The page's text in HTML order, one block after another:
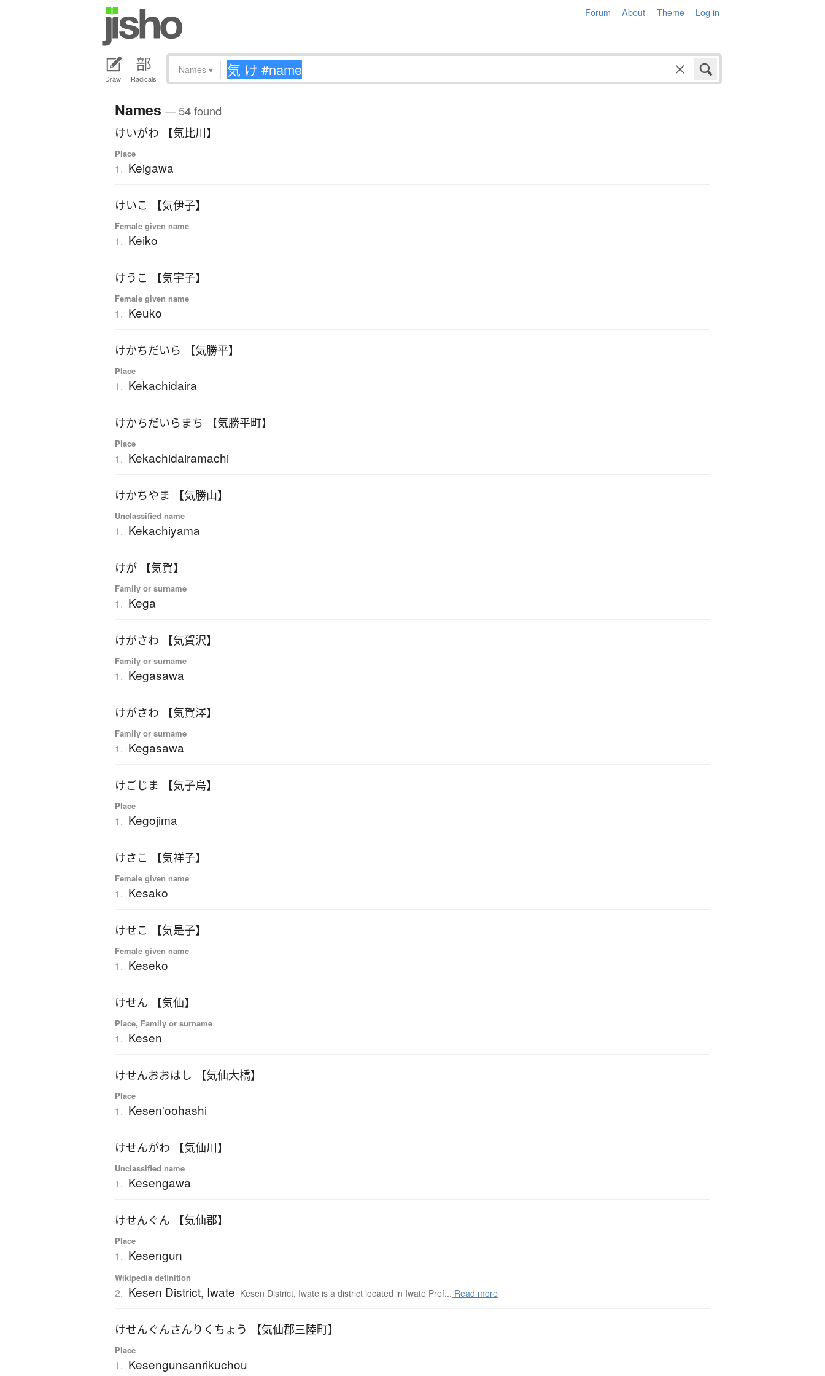
Forum About Theme Log in
Draw Radicals
Names ▾
Names — 54 found
けいがわ 【気比川】
Place
1. Keigawa
けいこ 【気伊子】
Female given name
1. Keiko
けうこ 【気宇子】
Female given name
1. Keuko
けかちだいら 【気勝平】
Place
1. Kekachidaira
けかちだいらまち 【気勝平町】
Place
1. Kekachidairamachi
けかちやま 【気勝山】
Unclassified name
1. Kekachiyama
けが 【気賀】
Family or surname
1. Kega
けがさわ 【気賀沢】
Family or surname
1. Kegasawa
けがさわ 【気賀澤】
Family or surname
1. Kegasawa
けごじま 【気子島】
Place
1. Kegojima
けさこ 【気祥子】
Female given name
1. Kesako
けせこ 【気是子】
Female given name
1. Keseko
けせん 【気仙】
Place, Family or surname
1. Kesen
けせんおおはし 【気仙大橋】
Place
1. Kesen'oohashi
けせんがわ 【気仙川】
Unclassified name
1. Kesengawa
けせんぐん 【気仙郡】
Place
1. Kesengun
Wikipedia definition
2. Kesen District, Iwate Kesen District, Iwate is a district located in Iwate Pref... Read more
けせんぐんさんりくちょう 【気仙郡三陸町】
Place
1. Kesengunsanrikuchou